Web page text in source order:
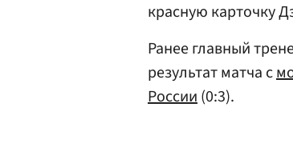
красную карточку
Ранее главный
результат матча с
России(0:3).